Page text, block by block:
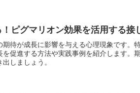
ピグマリオン効果を活用する接
期待が成長に影響を与える心理現象です。
促進する方法や実践事例を紹介します。
しましょう。